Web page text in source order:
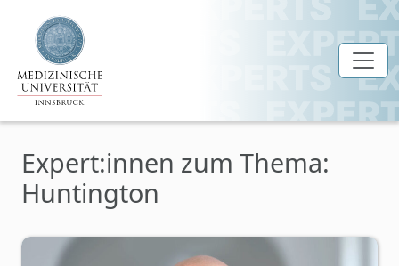
Zum Hauptinhalt springen
Expert:innen zum Thema:
Huntington